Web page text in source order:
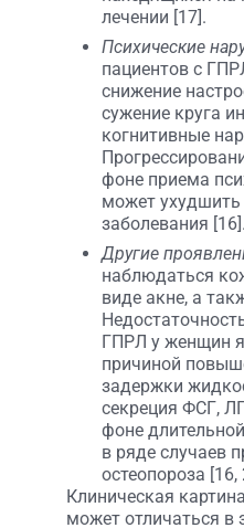
лечении [17].
Психические
пациентов с
снижение
сужение круга
когнитивные
фоне приема
может ухудшить
заболевания [16].
Другие
наблюдаться
виде акне, а
ГПРЛ у женщин
причиной
задержки
секреция ФСГ,
фоне
в ряде случаев
остеопороза [16,
Клиническая
может отличаться в